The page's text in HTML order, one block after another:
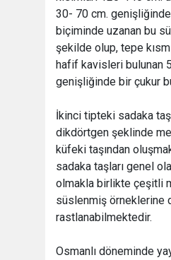
30- 70 cm.
biçiminde uzanan bu
şekilde olup, tepe
hafif kavisleri bulunan
genişliğinde bir çukur
İkinci tipteki sadaka
dikdörtgen şeklinde
küfeki taşından
sadaka taşları genel
olmakla birlikte çeşitli
süslenmiş örneklerine
rastlanabilmektedir.
Osmanlı döneminde